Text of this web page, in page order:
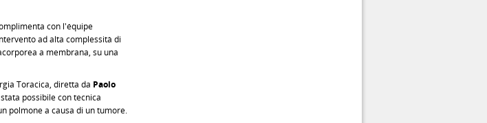
con l'équipe
ad alta complessità di
a membrana, su una
Toracica, diretta da Paolo
possibile con tecnica
polmone a causa di un tumore.